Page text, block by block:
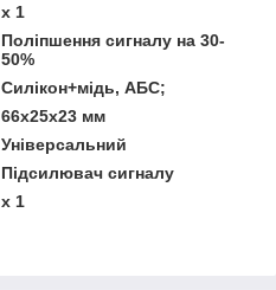
x 1
Поліпшення сигналу на 30-
50%
Силікон+мідь, АБС;
66x25x23 мм
Універсальний
Підсилювач сигналу
x 1